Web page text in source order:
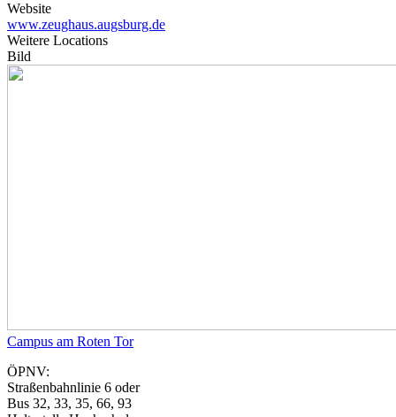
Website
www.zeughaus.augsburg.de
Weitere Locations
Bild
Campus am Roten Tor
ÖPNV:
Straßenbahnlinie 6 oder
Bus 32, 33, 35, 66, 93